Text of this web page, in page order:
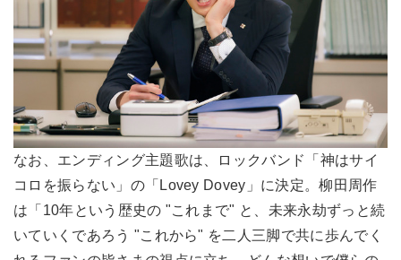
なお、エンディング主題歌は、ロックバンド「神はサイ
コロを振らない」の「Lovey Dovey」に決定。柳田周作
は「10年という歴史の "これまで" と、未来永劫ずっと続
いていくであろう "これから" を二人三脚で共に歩んでく